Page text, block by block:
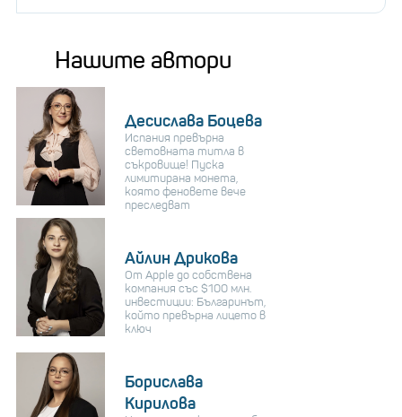
Нашите автори
Десислава Боцева
Испания превърна
световната титла в
съкровище! Пуска
лимитирана монета,
която феновете вече
преследват
Айлин Дрикова
От Apple до собствена
компания със $100 млн.
инвестиции: Българинът,
който превърна лицето в
ключ
Борислава
Кирилова